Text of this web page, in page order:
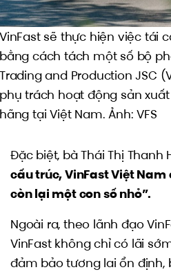
VinFast sẽ thực hiện việc tái
bằng cách tách một số bộ
Trading and Production JSC
phụ trách hoạt động sản
hãng tại Việt Nam. Ảnh: VFS
Đặc biệt, bà Thái Thị Thanh
cấu trúc, VinFast Việt Nam
còn lại một con số nhỏ”.
Ngoài ra, theo lãnh đạo
VinFast không chỉ có lãi
đảm bảo tương lai ổn định,